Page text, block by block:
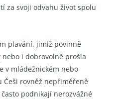
za svoji odvahu život spolu
plavání, jimiž povinně
i dobrovolně prošla
v mládežnickém nebo
Češi rovněž nepřiměřeně
podnikají nerozvážné